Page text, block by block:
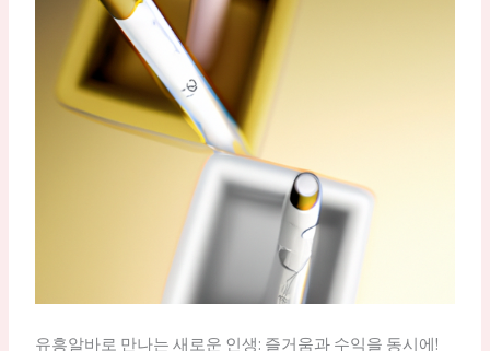
유흥알바로 만나는 새로운 인생: 즐거움과 수익을 동시에!